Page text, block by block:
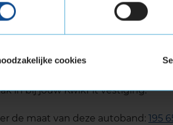
cookies
in de maat 195 65
in de maat 195 65 R15
in bij jouw KwikFit vestiging.
de maat van deze autoband: 195